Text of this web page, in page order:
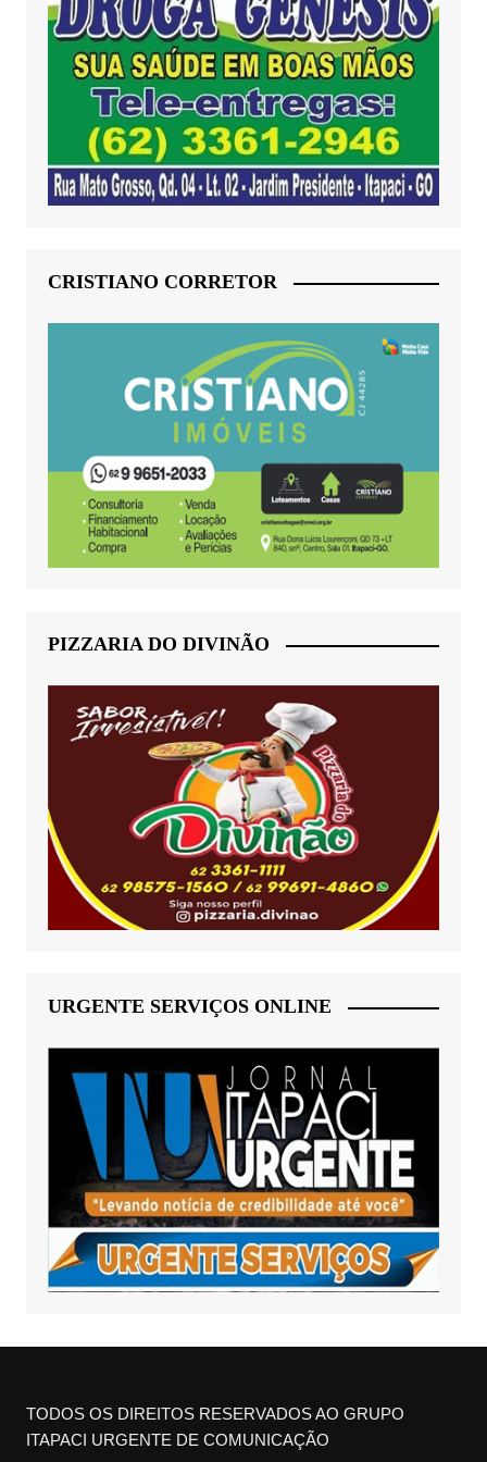
CRISTIANO CORRETOR
PIZZARIA DO DIVINÃO
URGENTE SERVIÇOS ONLINE
TODOS OS DIREITOS RESERVADOS AO GRUPO
ITAPACI URGENTE DE COMUNICAÇÃO